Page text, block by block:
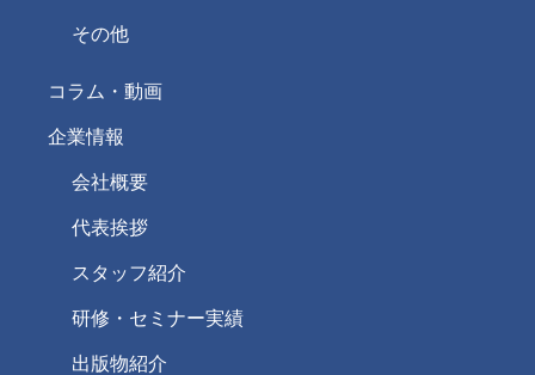
その他
コラム・動画
企業情報
会社概要
代表挨拶
スタッフ紹介
研修・セミナー実績
出版物紹介